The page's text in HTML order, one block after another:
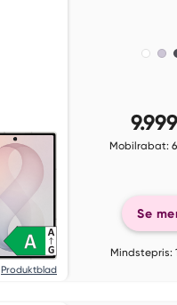
Produktblad
9.999
Mobilrabat:
Se
Mindstepris: